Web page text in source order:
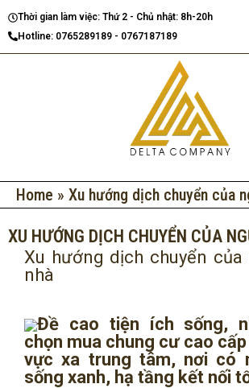
tới
nội
Thời gian làm việc: Thứ 2 - Chủ nhật: 8h-20h
Hotline: 0765289189 - 0767187189
Home » Xu hướng dịch chuyển của
XU HƯỚNG DỊCH CHUYỂN CỦA
Xu hướng dịch chuyển
nhà
Đề cao tiện ích sống,
chọn mua chung cư cao
vực xa trung tâm, nơi có
sống xanh, hạ tầng kết nối